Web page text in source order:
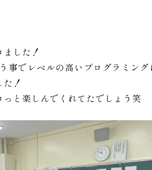
した！
事でレベルの高いプログラミング
！
と楽しんでくれてたでしょう笑